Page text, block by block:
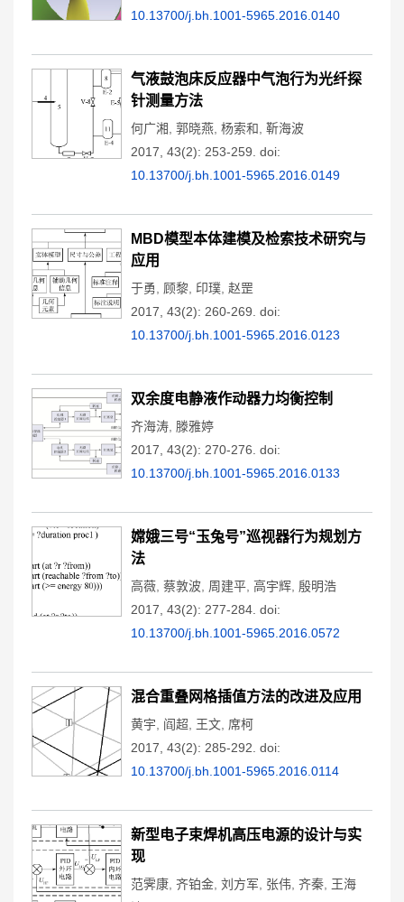
10.13700/j.bh.1001-5965.2016.0140
气液鼓泡床反应器中气泡行为光纤探
针测量方法
何广湘 郭晓燕 杨索和 靳海波
2017, 43(2): 253-259. doi:
10.13700/j.bh.1001-5965.2016.0149
MBD模型本体建模及检索技术研究与
应用
于勇 顾黎 印璞 赵罡
2017, 43(2): 260-269. doi:
10.13700/j.bh.1001-5965.2016.0123
双余度电静液作动器力均衡控制
齐海涛
滕雅婷
2017, 43(2): 270-276. doi:
10.13700/j.bh.1001-5965.2016.0133
嫦娥三号“玉兔号”巡视器行为规划方
法
高薇 蔡敦波 周建平 高宇辉 殷明浩
2017, 43(2): 277-284. doi:
10.13700/j.bh.1001-5965.2016.0572
混合重叠网格插值方法的改进及应用
黄宇 阎超 王文 席柯
2017, 43(2): 285-292. doi:
10.13700/j.bh.1001-5965.2016.0114
新型电子束焊机高压电源的设计与实
现
范霁康 齐铂金 刘方军 张伟 齐秦 王海